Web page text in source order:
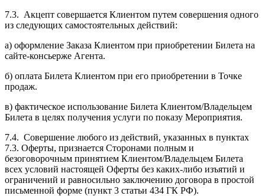
7.3. Акцепт совершается Клиентом путем совершения одного
из следующих самостоятельных действий:
а) оформление Заказа Клиентом при приобретении Билета на
сайте-консьерже Агента.
б) оплата Билета Клиентом при его приобретении в Точке
продаж.
в) фактическое использование Билета Клиентом/Владельцем
Билета в целях получения услуги по показу Мероприятия.
7.4. Совершение любого из действий, указанных в пунктах
7.3. Оферты, признается Сторонами полным и
безоговорочным принятием Клиентом/Владельцем Билета
всех условий настоящей Оферты без каких-либо изъятий и
ограничений и равносильно заключению договора в простой
письменной форме (пункт 3 статьи 434 ГК РФ).